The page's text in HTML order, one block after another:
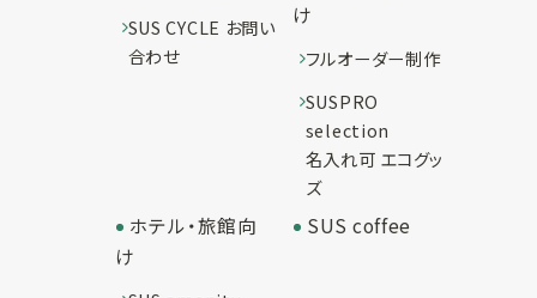
SUS CYCLE お問い
合わせ
け
フルオーダー制作
SUSPRO
selection
名入れ可 エコグッ
ズ
ホテル・旅館向
け
SUS coffee